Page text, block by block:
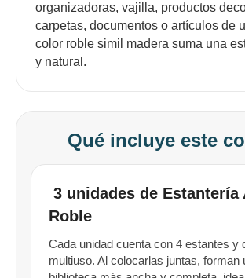
organizadoras, vajilla, productos
carpetas, documentos o artículos de
color roble simil madera suma una
y natural.
Qué incluye este
3 unidades de Estantería
Roble
Cada unidad cuenta con 4 estantes y
multiuso. Al colocarlas juntas, forman